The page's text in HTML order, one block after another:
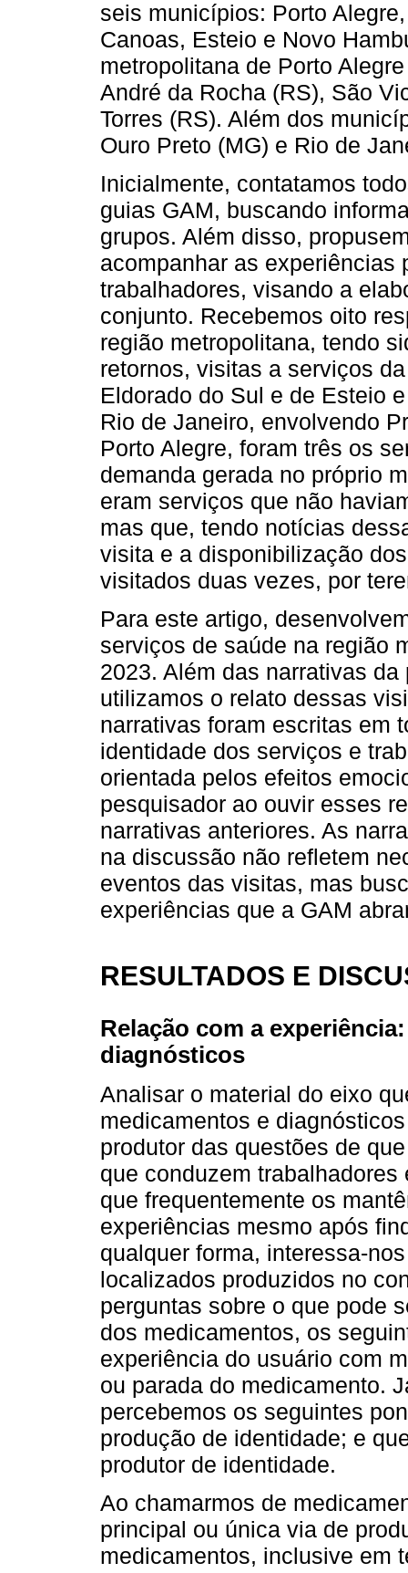
seis municípios: Porto
Canoas, Esteio e Novo
metropolitana de Porto
André da Rocha (RS), São
Torres (RS). Além dos
Ouro Preto (MG) e Rio de
Inicialmente, contatamos
guias GAM, buscando
grupos. Além disso,
acompanhar as experiências
trabalhadores, visando a
conjunto. Recebemos oito
região metropolitana, tendo
retornos, visitas a serviços
Eldorado do Sul e de Esteio
Rio de Janeiro, envolvendo
Porto Alegre, foram três os
demanda gerada no próprio
eram serviços que não
mas que, tendo notícias
visita e a disponibilização
visitados duas vezes, por
Para este artigo,
serviços de saúde na região
2023. Além das narrativas
utilizamos o relato dessas
narrativas foram escritas em
identidade dos serviços e
orientada pelos efeitos
pesquisador ao ouvir esses
narrativas anteriores. As
na discussão não refletem
eventos das visitas, mas
experiências que a GAM
RESULTADOS E
Relação com a
diagnósticos
Analisar o material do eixo
medicamentos e
produtor das questões de
que conduzem
que frequentemente os
experiências mesmo após
qualquer forma, interessa-
localizados produzidos no
perguntas sobre o que pode
dos medicamentos, os
experiência do usuário com
ou parada do medicamento.
percebemos os seguintes
produção de identidade; e
produtor de identidade.
Ao chamarmos de
principal ou única via de
medicamentos, inclusive em